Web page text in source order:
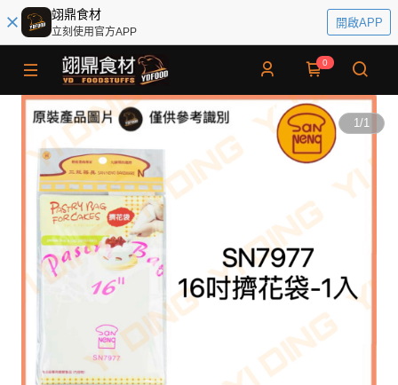
翊鼎食材
立刻使用官方APP
開啟APP
0
1/1